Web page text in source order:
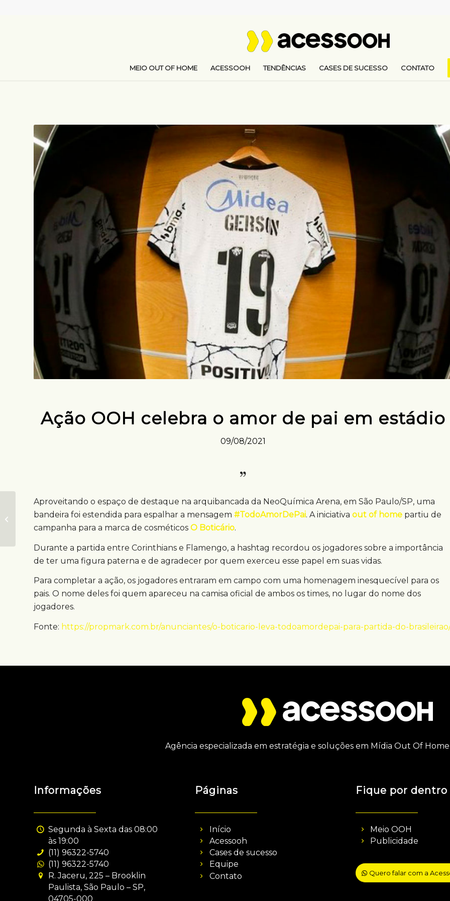
MEIO OUT OF HOME ACESSOOH TENDÊNCIAS CASES DE SUCESSO CONTATO
Ação OOH celebra o amor de pai em estádio
09/08/2021
Aproveitando o espaço de destaque na arquibancada da NeoQuímica Arena, em São Paulo/SP, uma
bandeira foi estendida para espalhar a mensagem #TodoAmorDePai. A iniciativa out of home partiu de
campanha para a marca de cosméticos O Boticário.
Durante a partida entre Corinthians e Flamengo, a hashtag recordou os jogadores sobre a importância
de ter uma figura paterna e de agradecer por quem exerceu esse papel em suas vidas.
Para completar a ação, os jogadores entraram em campo com uma homenagem inesquecível para os
pais. O nome deles foi quem apareceu na camisa oficial de ambos os times, no lugar do nome dos
jogadores.
Fonte: https://propmark.com.br/anunciantes/o-boticario-leva-todoamordepai-para-partida-do-
Agência especializada em estratégia e soluções em Mídia Out Of
Informações
Segunda à Sexta das 08:00
às 19:00
(11) 96322-5740
(11) 96322-5740
R. Jaceru, 225 – Brooklin
Paulista, São Paulo – SP,
04705-000
Páginas
Início
Acessooh
Cases de sucesso
Equipe
Contato
Fique por dentro
Meio OOH
Publicidade
Quero falar com a
Parceria entre
concessionária e
shopping oferece